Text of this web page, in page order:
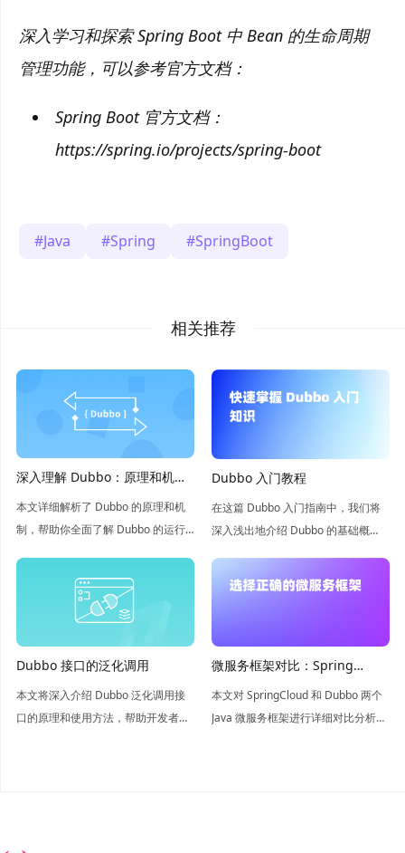
深入学习和探索 Spring Boot 中 Bean 的生命周期
管理功能，可以参考官方文档：
Spring Boot 官方文档：
https://spring.io/projects/spring-boot
Java Spring SpringBoot
相关推荐
深入理解 Dubbo：原理和机制
详解
本文详细解析了 Dubbo 的原理和机
制，帮助你全面了解 Dubbo 的运行
Dubbo 入门教程
在这篇 Dubbo 入门指南中，我们将
深入浅出地介绍 Dubbo 的基础概
开始构建分布式系统。
Dubbo 接口的泛化调用
本文将深入介绍 Dubbo 泛化调用接
口的原理和使用方法，帮助开发者更
微服务框架对比：Spring
Cloud vs Dubbo
本文对 SpringCloud 和 Dubbo 两个
Java 微服务框架进行详细对比分析，